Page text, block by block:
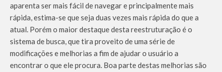
aparenta ser mais fácil de navegar e principalmente mais
rápida, estima-se que seja duas vezes mais rápida do que a
atual. Porém o maior destaque desta reestruturação é o
sistema de busca, que tira proveito de uma série de
modificações e melhorias a fim de ajudar o usuário a
encontrar o que ele procura. Boa parte destas melhorias são